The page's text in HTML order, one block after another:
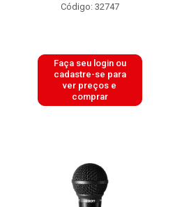
Código: 32747
Faça seu login ou
cadastre-se para
ver preços e
comprar